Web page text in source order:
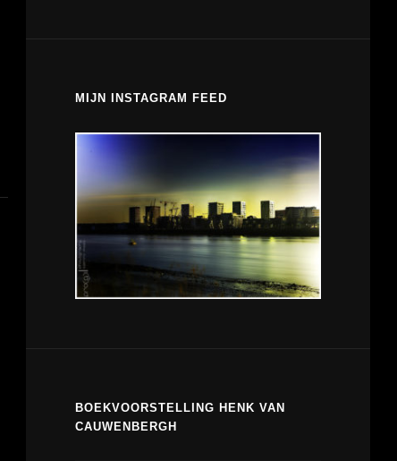
MIJN INSTAGRAM FEED
BOEKVOORSTELLING HENK VAN
CAUWENBERGH